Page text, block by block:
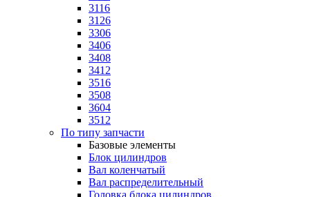
3116
3126
3306
3406
3408
3412
3516
3508
3604
3512
По типу запчасти
Базовые элементы
Блок цилиндров
Вал коленчатый
Вал распределительный
Головка блока цилиндров